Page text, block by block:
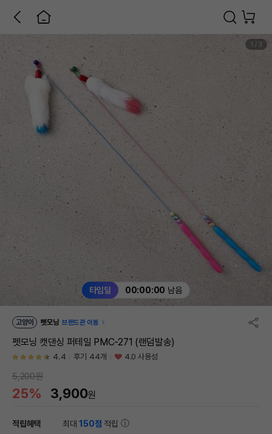
타임딜 00:00:00 남음
1 / 3
고양이 펫모닝 브랜드관 이동
펫모닝 캣댄싱 퍼테일 PMC-271 (랜덤발송)
4.4 후기 44개 4.0 사용성
5,200원
25% 3,900원
적립혜택 최대150점 적립